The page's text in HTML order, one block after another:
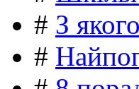
# З
#